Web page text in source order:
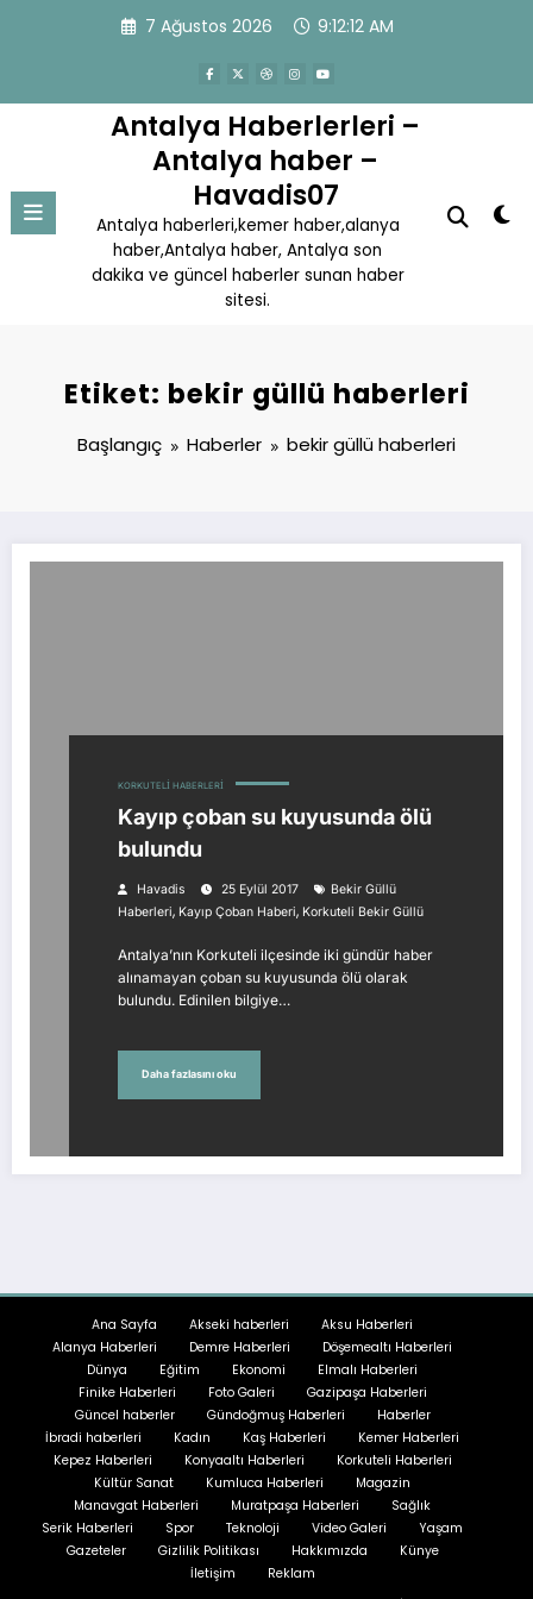
7 Ağustos 2026 9:12:12 AM
Antalya Haberlerleri –
Antalya haber –
Havadis07
Antalya haberleri,kemer haber,alanya
haber,Antalya haber, Antalya son
dakika ve güncel haberler sunan haber
sitesi.
Etiket: bekir güllü haberleri
Başlangıç Haberler bekir güllü haberleri
KORKUTELI HABERLERI
Kayıp çoban su kuyusunda ölü
bulundu
Havadis 25 Eylül 2017
Bekir Güllü
Haberleri, Kayıp Çoban Haberi, Korkuteli Bekir Güllü
Antalya’nın Korkuteli ilçesinde iki gündür haber
alınamayan çoban su kuyusunda ölü olarak
bulundu. Edinilen bilgiye…
Daha fazlasını oku
Ana Sayfa Akseki haberleri
Aksu Haberleri
Alanya Haberleri
Demre Haberleri
Döşemealtı Haberleri
Dünya
Eğitim Ekonomi
Elmalı Haberleri
Finike Haberleri
Foto Galeri
Gazipaşa Haberleri
Güncel haberler
Gündoğmuş Haberleri
Haberler
İbradi haberleri
Kadın Kaş Haberleri
Kemer Haberleri
Kepez Haberleri
Konyaaltı Haberleri
Korkuteli Haberleri
Kültür Sanat
Kumluca Haberleri
Magazin
Manavgat Haberleri
Muratpaşa Haberleri
Sağlık
Serik Haberleri
Spor Teknoloji Video Galeri
Yaşam
Gazeteler
Gizlilik Politikası Hakkımızda
Künye
İletişim
Reklam